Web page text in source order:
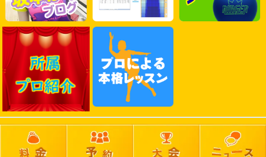
2025年03月
2025年02月
2025年01月
2024年12月
2024年11月
2024年10月
2024年09月
2024年08月
2024年07月